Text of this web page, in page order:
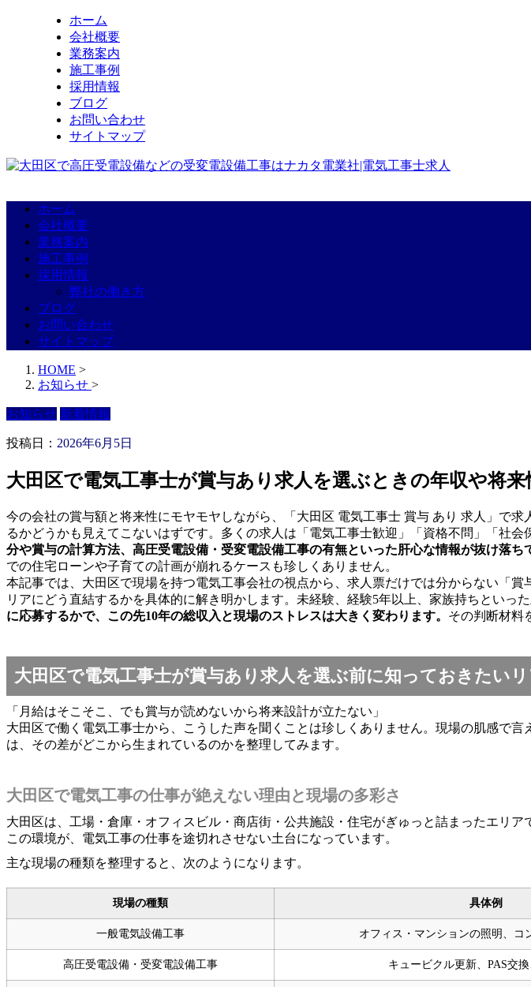
ホーム
会社概要
業務案内
施工事例
採用情報
ブログ
お問い合わせ
サイトマップ
ホーム
会社概要
業務案内
施工事例
採用情報
弊社の働き方
ブログ
お問い合わせ
サイトマップ
HOME >
お知らせ >
お知らせ 新着情報
投稿日： 2026年6月5日
大田区で電気工事士が賞与あり求人を選ぶときの年収や将
今の会社の賞与額と将来性にモヤモヤしながら、「大田区 電気工事士 賞与 あり 求人」で
るかどうかも見えてこないはずです。多くの求人は「電気工事士歓迎」「資格不問」「社
分や賞与の計算方法、高圧受電設備・受変電設備工事の有無といった肝心な情報が抜け落ち
での住宅ローンや子育ての計画が崩れるケースも珍しくありません。
本記事では、大田区で現場を持つ電気工事会社の視点から、求人票だけでは分からない「
リアにどう直結するかを具体的に解き明かします。未経験、経験5年以上、家族持ちといっ
に応募するかで、この先10年の総収入と現場のストレスは大きく変わります。 その判断材料
大田区で電気工事士が賞与あり求人を選ぶ前に知っておきたい
「月給はそこそこ、でも賞与が読めないから将来設計が立たない」
大田区で働く電気工事士から、こうした声を聞くことは珍しくありません。現場の肌感で言
は、その差がどこから生まれているのかを整理してみます。
大田区で電気工事の仕事が絶えない理由と現場の多彩さ
大田区は、工場・倉庫・オフィスビル・商店街・公共施設・住宅がぎゅっと詰まったエリア
この環境が、電気工事の仕事を途切れさせない土台になっています。
主な現場の種類を整理すると、次のようになります。
現場の種類 具体例
一般電気設備工事 オフィス・マンションの照明、コ
高圧受電設備・受変電設備工事 キュービクル更新、PAS交